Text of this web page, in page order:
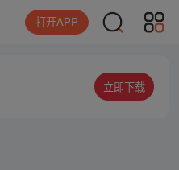
打开APP
立即下载